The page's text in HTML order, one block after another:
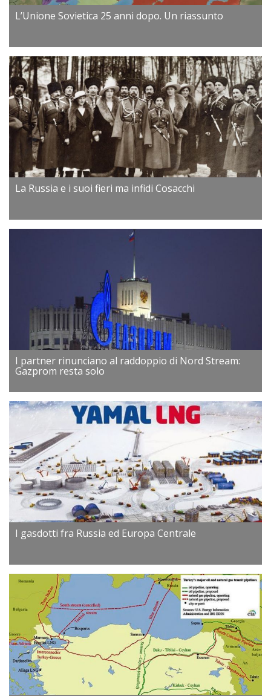
L’Unione Sovietica 25 anni dopo. Un riassunto
La Russia e i suoi fieri ma infidi Cosacchi
I partner rinunciano al raddoppio di Nord Stream:
Gazprom resta solo
I gasdotti fra Russia ed Europa Centrale